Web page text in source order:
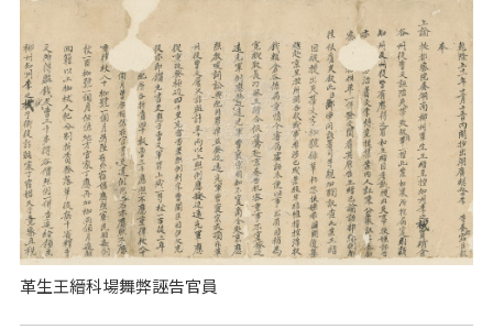
革生王縉科場舞弊誣告官員